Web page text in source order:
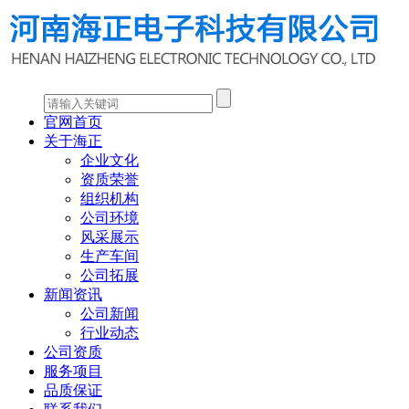
官网首页
关于海正
企业文化
资质荣誉
组织机构
公司环境
风采展示
生产车间
公司拓展
新闻资讯
公司新闻
行业动态
公司资质
服务项目
品质保证